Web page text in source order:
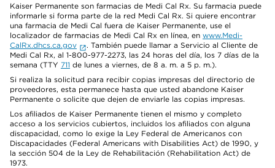
Kaiser Permanente son farmacias de Medi Cal Rx. Su farmacia puede
informarle si forma parte de la red Medi Cal Rx. Si quiere encontrar
una farmacia de Medi Cal fuera de Kaiser Permanente, use el
localizador de farmacias de Medi Cal Rx en línea, en www.Medi-
CalRx.dhcs.ca.gov
. También puede llamar a Servicio al Cliente de
Medi Cal Rx, al 1-800-977-2273, las 24 horas del día, los 7 días de la
semana (TTY 711 de lunes a viernes, de 8 a. m. a 5 p. m.).
Si realiza la solicitud para recibir copias impresas del directorio de
proveedores, esta permanece hasta que usted abandone Kaiser
Permanente o solicite que dejen de enviarle las copias impresas.
Los afiliados de Kaiser Permanente tienen el mismo y completo
acceso a los servicios cubiertos, incluidos los afiliados con alguna
discapacidad, como lo exige la Ley Federal de Americanos con
Discapacidades (Federal Americans with Disabilities Act) de 1990, y
la sección 504 de la Ley de Rehabilitación (Rehabilitation Act) de
1973.